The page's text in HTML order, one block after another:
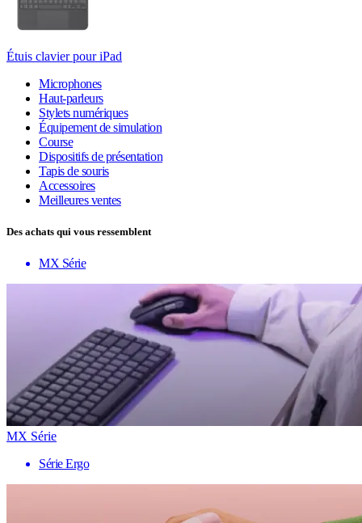
Étuis clavier pour iPad
Microphones
Haut-parleurs
Stylets numériques
Équipement de simulation
Course
Dispositifs de présentation
Tapis de souris
Accessoires
Meilleures ventes
Des achats qui vous ressemblent
MX Série
MX Série
Série Ergo